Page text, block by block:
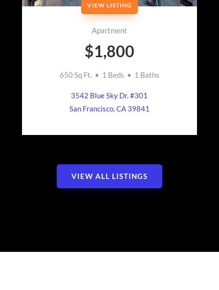
VIEW LISTING
Apartment
$1,800
650 Sq Ft. • 1 Beds • 1 Baths
3542 Blue Sky Dr. #301
San Francisco, CA 39841
VIEW ALL LISTINGS